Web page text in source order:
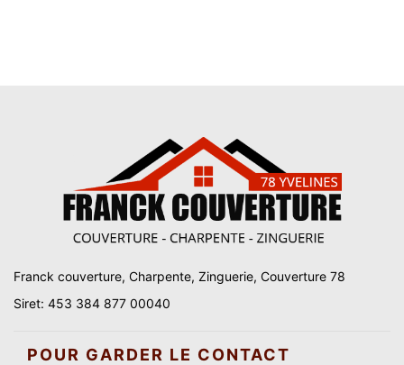
Franck couverture, Charpente, Zinguerie, Couverture 78
Siret: 453 384 877 00040
POUR GARDER LE CONTACT